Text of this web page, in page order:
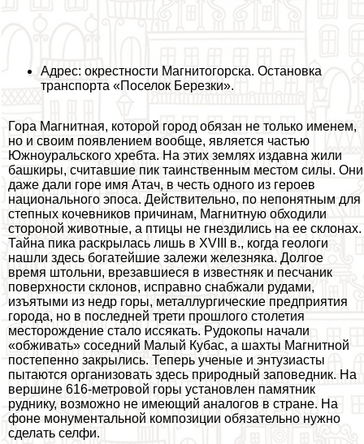
Адрес: окрестности Магнитогорска. Остановка
трaнcпорта «Поселок Березки».
Гора Магнитная, которой город обязан не только именем,
но и своим появлением вообще, является частью
Южноуральского хребта. На этих землях издавна жили
башкиры, считавшие пик таинственным местом силы. Они
даже дали горе имя Атач, в честь одного из героев
национального эпоса. Действительно, по непонятным для
степных кочевников причинам, Магнитную обходили
стороной животные, а птицы не гнездились на ее склонах.
Тайна пика раскрылась лишь в XVIII в., когда геологи
нашли здесь богатейшие залежи железняка. Долгое
время штольни, врезавшиеся в известняк и песчаник
поверхности склонов, исправно снабжали рудами,
изъятыми из недр горы, металлургические предприятия
города, но в последней трети прошлого столетия
месторождение стало иссякать. Рудокопы начали
«обживать» соседний Малый Кубас, а шахты Магнитной
постепенно закрылись. Теперь ученые и энтузиасты
пытаются организовать здесь природный заповедник. На
вершине 616-метровой горы установлен памятник
руднику, возможно не имеющий аналогов в стране. На
фоне монументальной композиции обязательно нужно
сделать селфи.